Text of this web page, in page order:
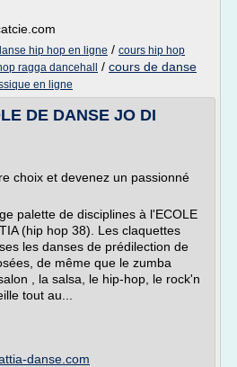
hip hop en ligne / cours hip hop
ragga dancehall / cours de danse
en ligne
DE DANSE JO DI
choix et devenez un passionné
palette de disciplines à l'ECOLE
(hip hop 38). Les claquettes
les danses de prédilection de
de même que le zumba
, la salsa, le hip-hop, le rock'n
tout au...
danse.com